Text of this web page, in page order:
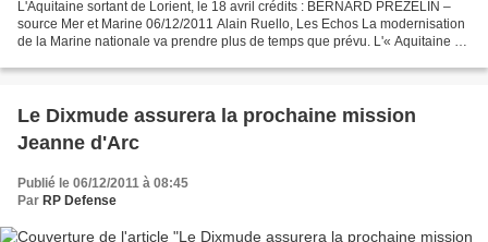
L'Aquitaine sortant de Lorient, le 18 avril crédits : BERNARD PREZELIN –
source Mer et Marine 06/12/2011 Alain Ruello, Les Echos La modernisation
de la Marine nationale va prendre plus de temps que prévu. L'« Aquitaine »,
Le Dixmude assurera la prochaine mission
Jeanne d'Arc
Publié le 06/12/2011 à 08:45
Par RP Defense